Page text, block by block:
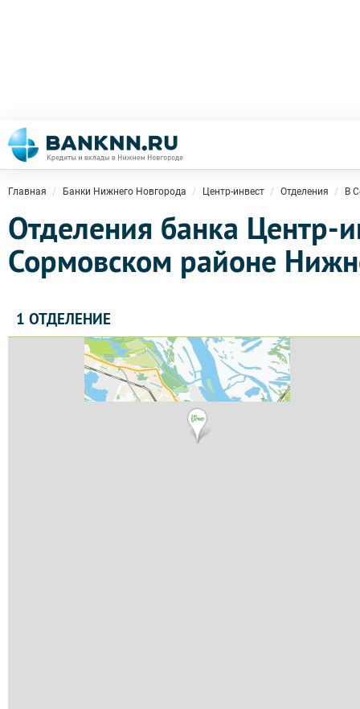
Главная Банки Нижнего Новгорода Центр-инвест Отделения В
Отделения банка Центр-
Сормовском районе
1 ОТДЕЛЕНИЕ